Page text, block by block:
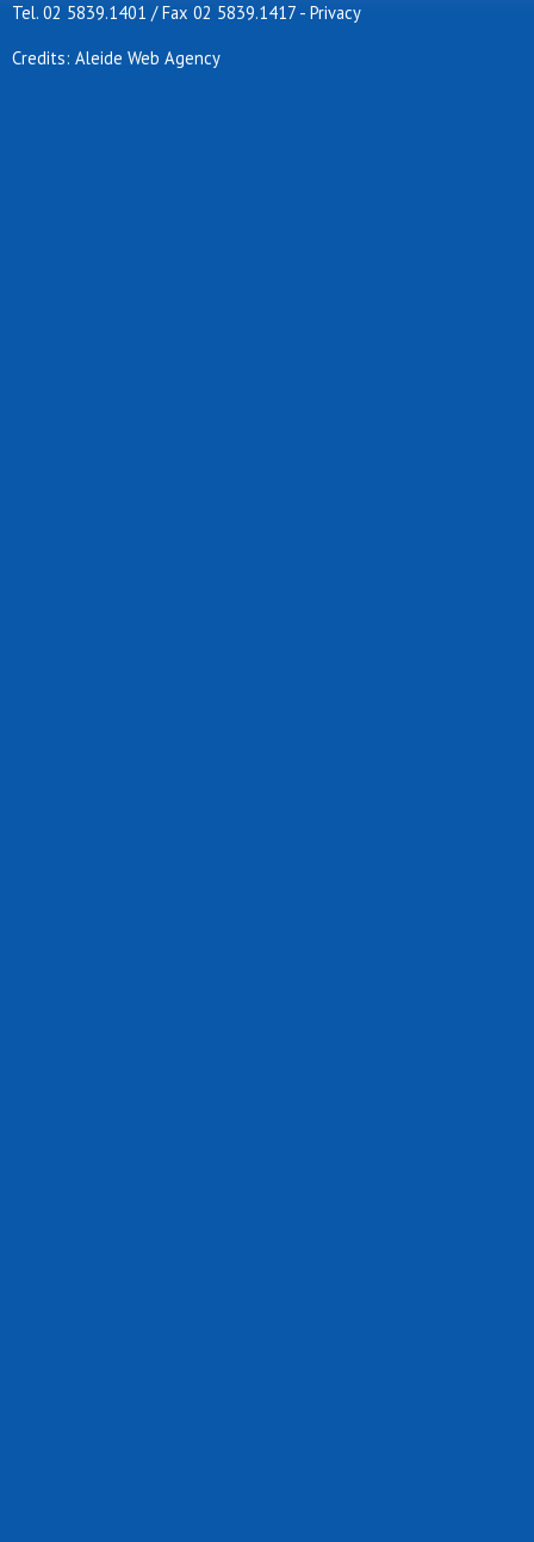
Tel. 02 5839.1401 / Fax 02 5839.1417 - Privacy
Credits: Aleide Web Agency